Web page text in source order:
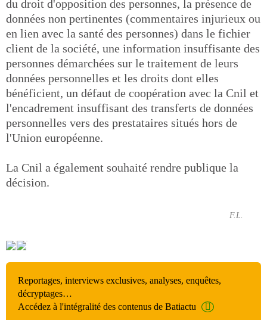
du droit d'opposition des personnes, la présence de
données non pertinentes (commentaires injurieux ou
en lien avec la santé des personnes) dans le fichier
client de la société, une information insuffisante des
personnes démarchées sur le traitement de leurs
données personnelles et les droits dont elles
bénéficient, un défaut de coopération avec la Cnil et
l'encadrement insuffisant des transferts de données
personnelles vers des prestataires situés hors de
l'Union européenne.
La Cnil a également souhaité rendre publique la
décision.
F.L.
Reportages, interviews exclusives, analyses, enquêtes,
décryptages…
Accédez à l'intégralité des contenus de Batiactu